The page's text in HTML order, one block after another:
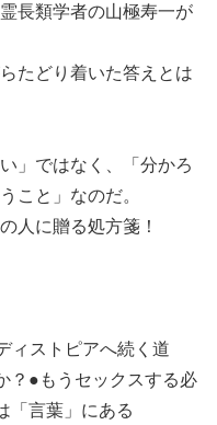
長類学者の山極寿一が
たどり着いた答えとは
」ではなく、「分かろ
こと」なのだ。
人に贈る処方箋！
ストピアへ続く道
？●もうセックスする必
「言葉」にある